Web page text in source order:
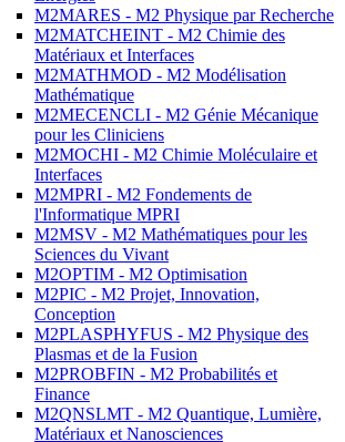
M2MARES - M2 Physique par Recherche
M2MATCHEINT - M2 Chimie des
Matériaux et Interfaces
M2MATHMOD - M2 Modélisation
Mathématique
M2MECENCLI - M2 Génie Mécanique
pour les Cliniciens
M2MOCHI - M2 Chimie Moléculaire et
Interfaces
M2MPRI - M2 Fondements de
l'Informatique MPRI
M2MSV - M2 Mathématiques pour les
Sciences du Vivant
M2OPTIM - M2 Optimisation
M2PIC - M2 Projet, Innovation,
Conception
M2PLASPHYFUS - M2 Physique des
Plasmas et de la Fusion
M2PROBFIN - M2 Probabilités et
Finance
M2QNSLMT - M2 Quantique, Lumière,
Matériaux et Nanosciences